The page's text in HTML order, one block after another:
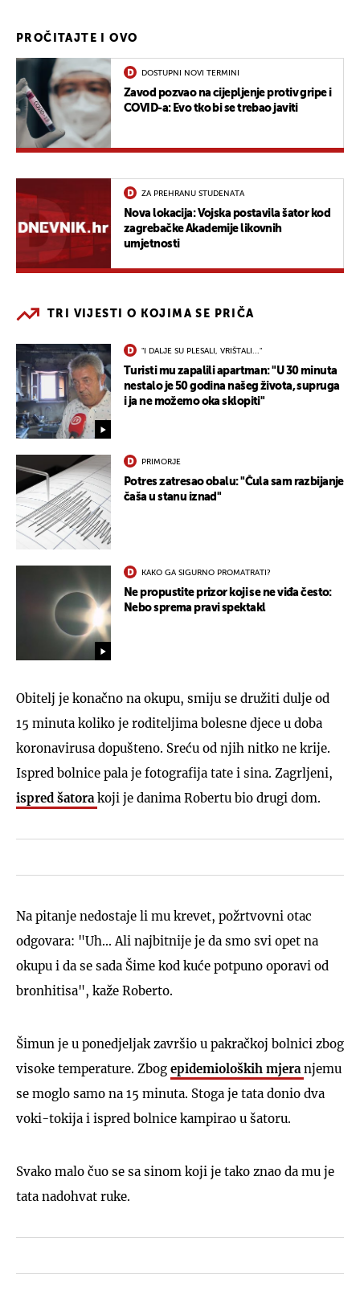
PROČITAJTE I OVO
DOSTUPNI NOVI TERMINI
Zavod pozvao na cijepljenje protiv gripe i
COVID-a: Evo tko bi se trebao javiti
ZA PREHRANU STUDENATA
Nova lokacija: Vojska postavila šator kod
zagrebačke Akademije likovnih
umjetnosti
TRI VIJESTI O KOJIMA SE PRIČA
"I DALJE SU PLESALI, VRIŠTALI..."
Turisti mu zapalili apartman: "U 30 minuta
nestalo je 50 godina našeg života, supruga
i ja ne možemo oka sklopiti"
PRIMORJE
Potres zatresao obalu: "Čula sam razbijanje
čaša u stanu iznad"
KAKO GA SIGURNO PROMATRATI?
Ne propustite prizor koji se ne viđa često:
Nebo sprema pravi spektakl
Obitelj je konačno na okupu, smiju se družiti dulje od
15 minuta koliko je roditeljima bolesne djece u doba
koronavirusa dopušteno. Sreću od njih nitko ne krije.
Ispred bolnice pala je fotografija tate i sina. Zagrljeni,
ispred šatora koji je danima Robertu bio drugi dom.
Na pitanje nedostaje li mu krevet, požrtvovni otac
odgovara: "Uh... Ali najbitnije je da smo svi opet na
okupu i da se sada Šime kod kuće potpuno oporavi od
bronhitisa", kaže Roberto.
Šimun je u ponedjeljak završio u pakračkoj bolnici zbog
visoke temperature. Zbog epidemioloških mjera njemu
se moglo samo na 15 minuta. Stoga je tata donio dva
voki-tokija i ispred bolnice kampirao u šatoru.
Svako malo čuo se sa sinom koji je tako znao da mu je
tata nadohvat ruke.